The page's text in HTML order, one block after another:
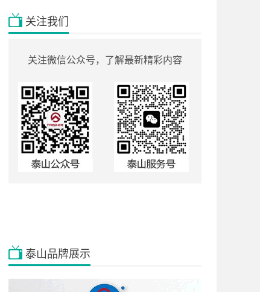
关注我们
关注微信公众号，了解最新精彩内容
泰山品牌展示